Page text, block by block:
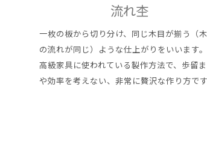
流れ杢
一枚の板から切り分け、同じ木目が揃う（
の流れが同じ）ような仕上がりをいいます。
高級家具に使われている製作方法で、歩留
や効率を考えない、非常に贅沢な作り方です